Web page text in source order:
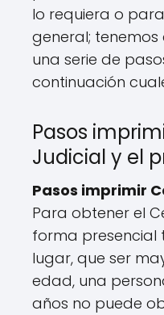
lo requiera o
general;
una serie de
continuación
Pasos
Judicial y el
Pasos imprimir
Para obtener el
forma presencial
lugar, que ser
edad, una
años no puede